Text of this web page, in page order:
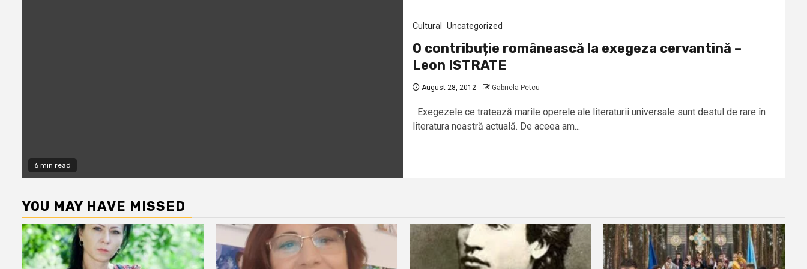
6 min read
Cultural Uncategorized
O contribuție românească la exegeza cervantină –
Leon ISTRATE
August 28, 2012 Gabriela Petcu
Exegezele ce tratează marile operele ale literaturii universale sunt destul de rare în
literatura noastră actuală. De aceea am...
YOU MAY HAVE MISSED